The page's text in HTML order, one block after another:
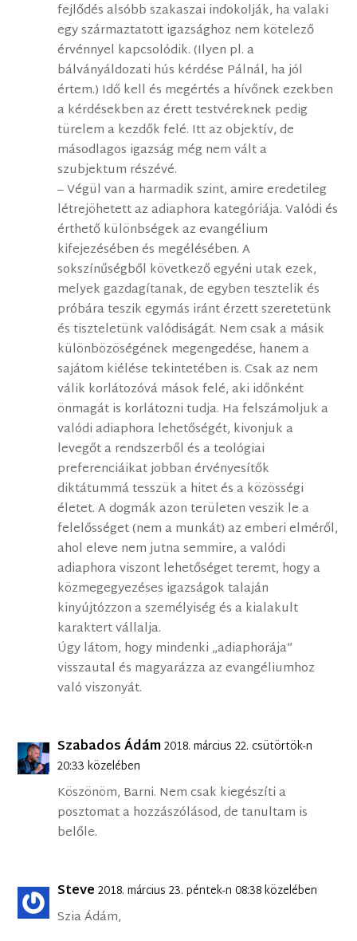
fejlődés alsóbb szakaszai indokolják, ha valaki
egy származtatott igazsághoz nem kötelező
érvénnyel kapcsolódik. (Ilyen pl. a
bálványáldozati hús kérdése Pálnál, ha jól
értem.) Idő kell és megértés a hívőnek ezekben
a kérdésekben az érett testvéreknek pedig
türelem a kezdők felé. Itt az objektív, de
másodlagos igazság még nem vált a
szubjektum részévé.
– Végül van a harmadik szint, amire eredetileg
létrejöhetett az adiaphora kategóriája. Valódi és
érthető különbségek az evangélium
kifejezésében és megélésében. A
sokszínűségből következő egyéni utak ezek,
melyek gazdagítanak, de egyben tesztelik és
próbára teszik egymás iránt érzett szeretetünk
és tiszteletünk valódiságát. Nem csak a másik
különbözöségének megengedése, hanem a
sajátom kiélése tekintetében is. Csak az nem
válik korlátozóvá mások felé, aki időnként
önmagát is korlátozni tudja. Ha felszámoljuk a
valódi adiaphora lehetőségét, kivonjuk a
levegőt a rendszerből és a teológiai
preferenciáikat jobban érvényesítők
diktátummá tesszük a hitet és a közösségi
életet. A dogmák azon területen veszik le a
felelősséget (nem a munkát) az emberi elméről,
ahol eleve nem jutna semmire, a valódi
adiaphora viszont lehetőséget teremt, hogy a
közmegegyezéses igazságok talaján
kinyújtózzon a személyiség és a kialakult
karaktert vállalja.
Úgy látom, hogy mindenki „adiaphorája”
visszautal és magyarázza az evangéliumhoz
való viszonyát.
Szabados Ádám2018. március 22. csütörtök-n
20:33 közelében
Köszönöm, Barni. Nem csak kiegészíti a
posztomat a hozzászólásod, de tanultam is
belőle.
Steve 2018. március 23. péntek-n 08:38 közelében
Szia Ádám,